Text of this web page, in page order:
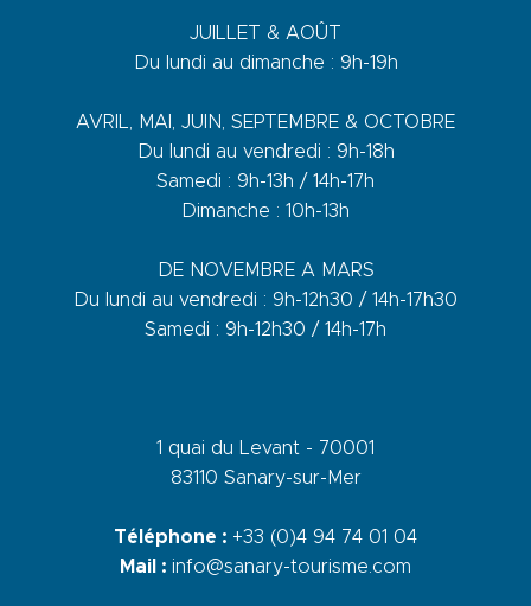
JUILLET & AOÛT
Du lundi au dimanche : 9h-19h
AVRIL, MAI, JUIN, SEPTEMBRE & OCTOBRE
Du lundi au vendredi : 9h-18h
Samedi : 9h-13h / 14h-17h
Dimanche : 10h-13h
DE NOVEMBRE A MARS
Du lundi au vendredi : 9h-12h30 / 14h-17h30
Samedi : 9h-12h30 / 14h-17h
1 quai du Levant - 70001
83110 Sanary-sur-Mer
Téléphone : +33 (0)4 94 74 01 04
Mail : info@sanary-tourisme.com